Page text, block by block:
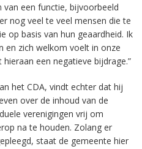
een functie, bijvoorbeeld
nog veel te veel mensen die te
op basis van hun geaardheid. Ik
en zich welkom voelt in onze
een negatieve bijdrage.”
het CDA, vindt echter dat hij
over de inhoud van de
verenigingen vrij om
na te houden. Zolang er
staat de gemeente hier